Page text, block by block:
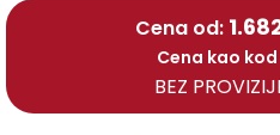
Cena od:
Cena kao
BEZ